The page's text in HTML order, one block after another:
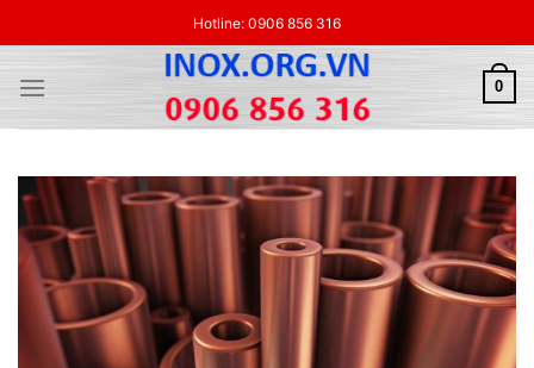
to
Hotline: 0906 856 316
0